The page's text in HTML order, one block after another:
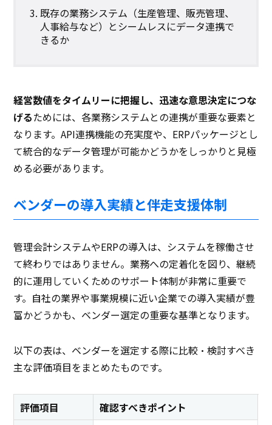
既存の業務システム（生産管理、販売管理、
人事給与など）とシームレスにデータ連携で
きるか
経営数値をタイムリーに把握し、迅速な意思決定につな
げるためには、各業務システムとの連携が重要な要素と
なります。API連携機能の充実度や、ERPパッケージとし
て統合的なデータ管理が可能かどうかをしっかりと見極
める必要があります。
ベンダーの導入実績と伴走支援体制
管理会計システムやERPの導入は、システムを稼働させ
て終わりではありません。業務への定着化を図り、継続
的に運用していくためのサポート体制が非常に重要で
す。自社の業界や事業規模に近い企業での導入実績が豊
富かどうかも、ベンダー選定の重要な基準となります。
以下の表は、ベンダーを選定する際に比較・検討すべき
主な評価項目をまとめたものです。
評価項目
確認すべきポイント